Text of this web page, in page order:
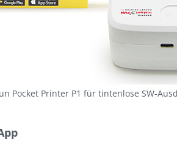
Pocket Printer P1 für tintenlose SW-